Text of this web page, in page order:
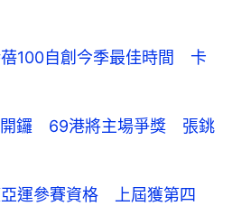
100自創今季最佳時間 卡
開鑼 69港將主場爭獎 張銚
亞運參賽資格 上屆獲第四